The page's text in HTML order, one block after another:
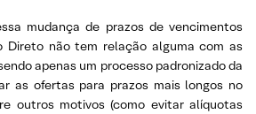
mudança de prazos de vencimentos
Direto não tem relação alguma com as
apenas um processo padronizado da
as ofertas para prazos mais longos no
outros motivos (como evitar alíquotas